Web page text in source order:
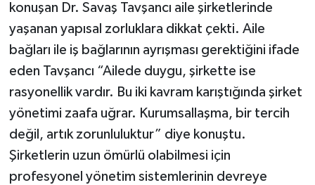
konuşan Dr. Savaş Tavşancı aile şirketlerinde
yaşanan yapısal zorluklara dikkat çekti. Aile
bağları ile iş bağlarının ayrışması gerektiğini ifade
eden Tavşancı “Ailede duygu, şirkette ise
rasyonellik vardır. Bu iki kavram karıştığında şirket
yönetimi zaafa uğrar. Kurumsallaşma, bir tercih
değil, artık zorunluluktur” diye konuştu.
Şirketlerin uzun ömürlü olabilmesi için
profesyonel yönetim sistemlerinin devreye